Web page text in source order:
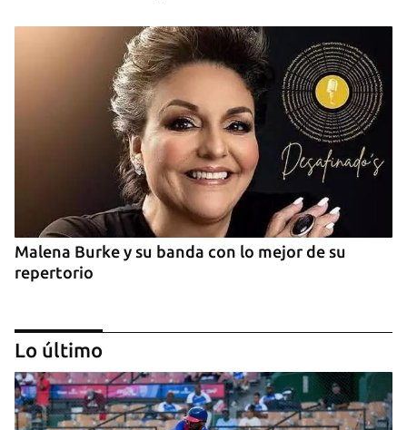
Malena Burke y su banda con lo mejor de su
repertorio
Lo último